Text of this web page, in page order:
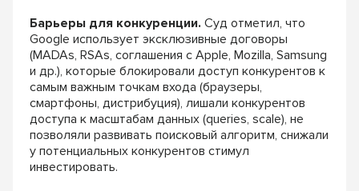
Барьеры для конкуренции. Суд отметил, что
Google использует эксклюзивные договоры
(MADAs, RSAs, соглашения с Apple, Mozilla, Samsung
и др.), которые блокировали доступ конкурентов к
самым важным точкам входа (браузеры,
смартфоны, дистрибуция), лишали конкурентов
доступа к масштабам данных (queries, scale), не
позволяли развивать поисковый алгоритм, снижали
у потенциальных конкурентов стимул
инвестировать.